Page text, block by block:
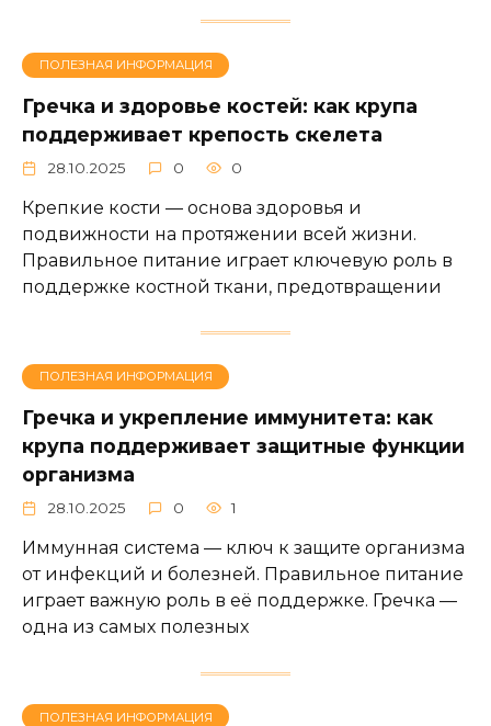
ПОЛЕЗНАЯ ИНФОРМАЦИЯ
Гречка и здоровье костей: как крупа
поддерживает крепость скелета
28.10.2025 0 0
Крепкие кости — основа здоровья и
подвижности на протяжении всей жизни.
Правильное питание играет ключевую роль в
поддержке костной ткани, предотвращении
ПОЛЕЗНАЯ ИНФОРМАЦИЯ
Гречка и укрепление иммунитета: как
крупа поддерживает защитные функции
организма
28.10.2025 0 1
Иммунная система — ключ к защите организма
от инфекций и болезней. Правильное питание
играет важную роль в её поддержке. Гречка —
одна из самых полезных
ПОЛЕЗНАЯ ИНФОРМАЦИЯ